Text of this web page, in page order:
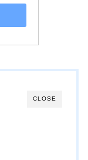
CLOSE